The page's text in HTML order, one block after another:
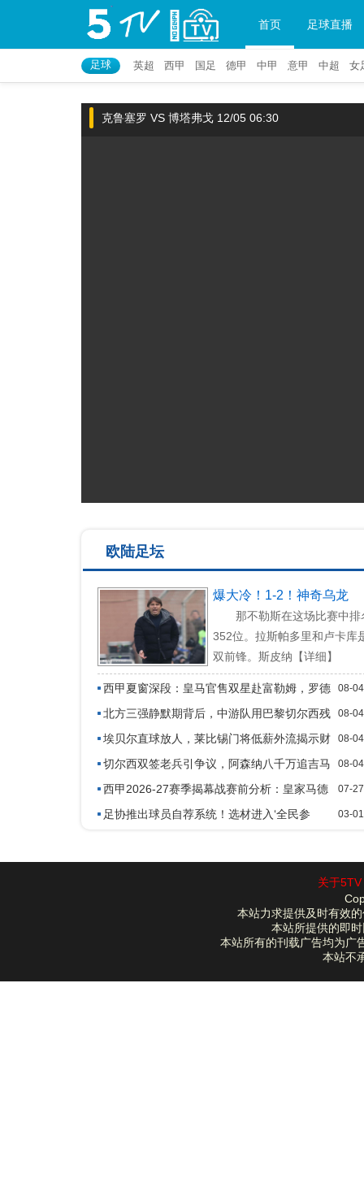
首页 足球直播
足球 英超 西甲 国足 德甲 中甲 意甲 中超 女
克鲁塞罗 VS 博塔弗戈 12/05 06:30
欧陆足坛
爆大冷！1-2！神奇乌龙
那不勒斯在这场比赛中排
352位。拉斯帕多里和卢卡库
双前锋。斯皮纳【详细】
西甲夏窗深段：皇马官售双星赴富勒姆，罗德
里谈判未破局
08-04
北方三强静默期背后，中游队用巴黎切尔西残
渣补墙
08-04
埃贝尔直球放人，莱比锡门将低薪外流揭示财
政新态
08-04
切尔西双签老兵引争议，阿森纳八千万追吉马
良斯进体检
08-04
西甲2026-27赛季揭幕战赛前分析：皇家马德
里 vs 皇家社会
07-27
足协推出球员自荐系统！选材进入‘全民参
03-01
关于5TV
本站力求提供及时有效
本站所提供的即
本站所有的刊载广告均为广
本站不